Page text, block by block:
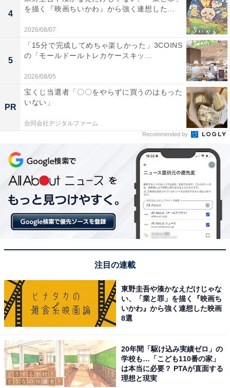
4
を描く『映画ちいかわ』から強く連想した...
2026/08/07
5
「15分で完成してめちゃ楽しかった」3COINS
の「モールドールトレカケースキッ...
2026/08/05
PR
宝くじ当選者「〇〇をやらずに買うのはもった
いない」
合同会社デジタルファーム
Recommended by
注目の連載
東野圭吾や湊かなえだけじゃな
い、「業と罪」を描く『映画ち
いかわ』から強く連想した映画
8選
20年間「駆け込み実績ゼロ」の
学校も…「こども110番の家」
は本当に必要？ PTAが直面する
理想と現実